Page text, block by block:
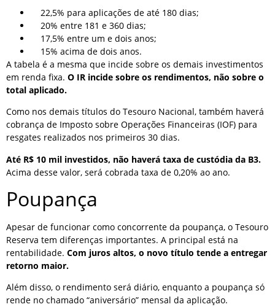
22,5% para aplicações de até 180 dias;
20% entre 181 e 360 dias;
17,5% entre um e dois anos;
15% acima de dois anos.
A tabela é a mesma que incide sobre os demais investimentos
em renda fixa. O IR incide sobre os rendimentos, não sobre o
total aplicado.
Como nos demais títulos do Tesouro Nacional, também haverá
cobrança de Imposto sobre Operações Financeiras (IOF) para
resgates realizados nos primeiros 30 dias.
Até R$ 10 mil investidos, não haverá taxa de custódia da B3.
Acima desse valor, será cobrada taxa de 0,20% ao ano.
Poupança
Apesar de funcionar como concorrente da poupança, o Tesouro
Reserva tem diferenças importantes. A principal está na
rentabilidade. Com juros altos, o novo título tende a entregar
retorno maior.
Além disso, o rendimento será diário, enquanto a poupança só
rende no chamado “aniversário” mensal da aplicação.